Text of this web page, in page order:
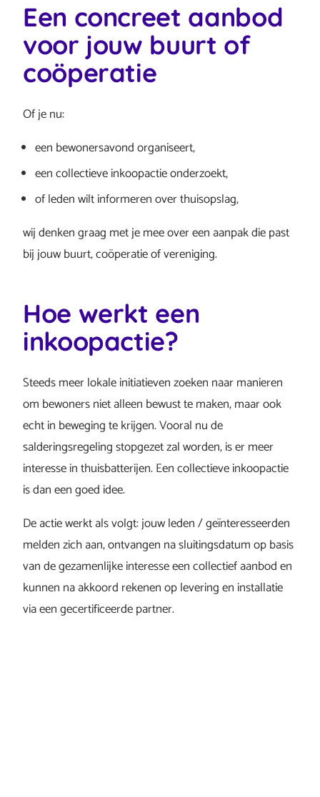
Een concreet aanbod
voor jouw buurt of
coöperatie
Of je nu:
een bewonersavond organiseert,
een collectieve inkoopactie onderzoekt,
of leden wilt informeren over thuisopslag,
wij denken graag met je mee over een aanpak die past
bij jouw buurt, coöperatie of vereniging.
Hoe werkt een
inkoopactie?
Steeds meer lokale initiatieven zoeken naar manieren
om bewoners niet alleen bewust te maken, maar ook
echt in beweging te krijgen. Vooral nu de
salderingsregeling stopgezet zal worden, is er meer
interesse in thuisbatterijen. Een collectieve inkoopactie
is dan een goed idee.
De actie werkt als volgt: jouw leden / geïnteresseerden
melden zich aan, ontvangen na sluitingsdatum op basis
van de gezamenlijke interesse een collectief aanbod en
kunnen na akkoord rekenen op levering en installatie
via een gecertificeerde partner.